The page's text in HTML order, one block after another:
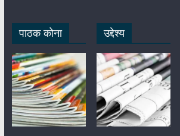
पाठक कोना उद्देश्य